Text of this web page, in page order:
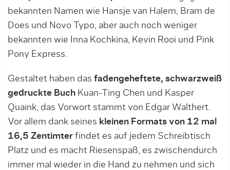
bekannten Namen wie Hansje van Halem, Bram de
Does und Novo Typo, aber auch noch weniger
bekannten wie Inna Kochkina, Kevin Rooi und Pink
Pony Express.
Gestaltet haben das fadengeheftete, schwarzweiß
gedruckte Buch Kuan-Ting Chen und Kasper
Quaink, das Vorwort stammt von Edgar Walthert.
Vor allem dank seines kleinen Formats von 12 mal
16,5 Zentimter findet es auf jedem Schreibtisch
Platz und es macht Riesenspaß, es zwischendurch
immer mal wieder in die Hand zu nehmen und sich